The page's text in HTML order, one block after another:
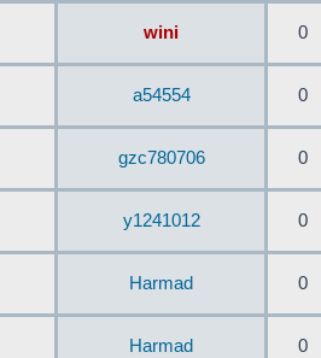
wini 0
a54554 0
gzc780706 0
y1241012 0
Harmad 0
Harmad 0